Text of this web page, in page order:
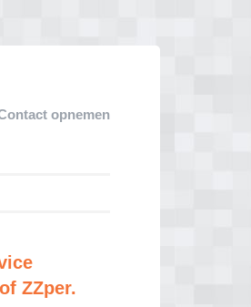
opnemen
ZZper.